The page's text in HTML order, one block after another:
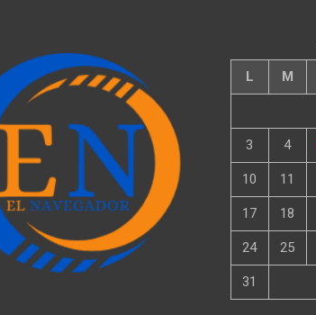
L M
3 4
10 11
17 18
24 25
31